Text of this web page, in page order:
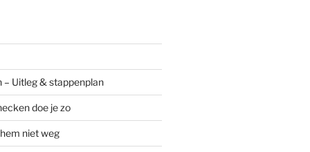
Uitleg & stappenplan
doe je zo
niet weg